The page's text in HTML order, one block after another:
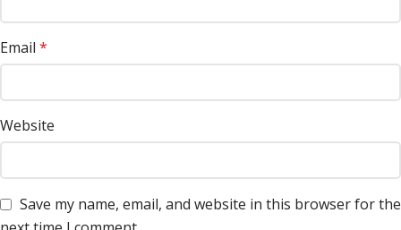
Email *
Website
Save my name, email, and website in this browser for the